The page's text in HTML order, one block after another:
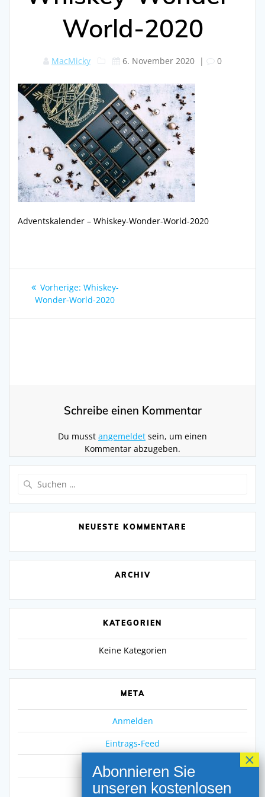
World-2020
MacMicky 6. November 2020 | 0
Adventskalender – Whiskey-Wonder-World-2020
Beitragsnavigation
Vorherige: Vorheriger
Beitrag:
Whiskey-
Wonder-World-2020
Schreibe einen Kommentar
Du musst angemeldet sein, um einen
Kommentar abzugeben.
NEUESTE KOMMENTARE
ARCHIV
KATEGORIEN
Keine Kategorien
META
Anmelden
Eintrags-Feed
Kommentar-Feed
WordPress.org